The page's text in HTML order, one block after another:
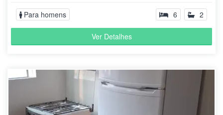
Para homens 6 2
Ver Detalhes